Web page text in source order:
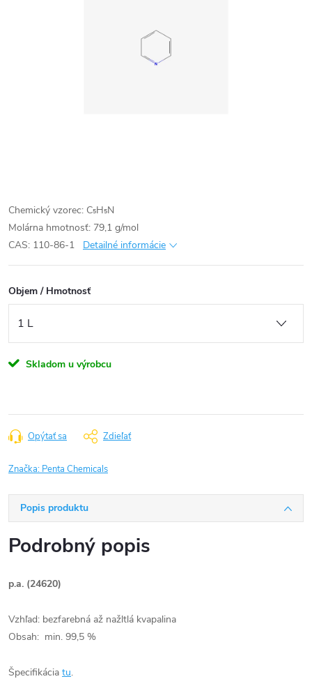
Chemický vzorec: C₅H₅N
Molárna hmotnosť: 79,1 g/mol
CAS: 110-86-1
Detailné informácie
Objem / Hmotnosť
Skladom u výrobcu
Opýtať sa Zdieľať
Značka: Penta Chemicals
Popis produktu
Podrobný popis
p.a. (24620)
Vzhľad: bezfarebná až nažltlá kvapalina
Obsah: min. 99,5 %
Špecifikácia tu.